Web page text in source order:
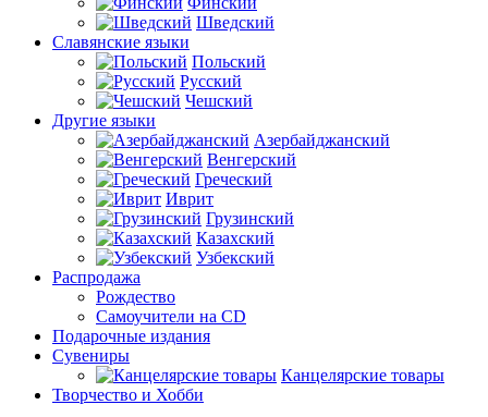
Шведский
Славянские языки
Польский
Русский
Чешский
Другие языки
Азербайджанский
Венгерский
Греческий
Иврит
Грузинский
Казахский
Узбекский
Распродажа
Рождество
Самоучители на CD
Подарочные издания
Сувениры
Канцелярские товары
Творчество и Хобби